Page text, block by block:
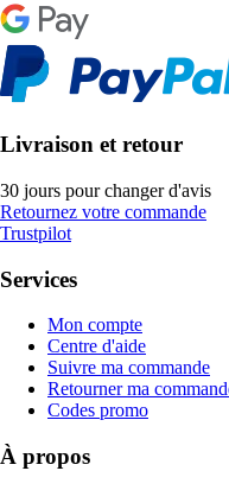
Livraison et retour
30 jours pour changer d'avis
Retournez votre commande
Trustpilot
Services
Mon compte
Centre d'aide
Suivre ma commande
Retourner ma
Codes promo
À propos